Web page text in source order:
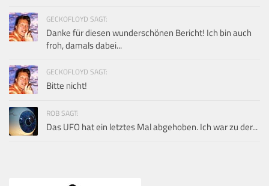
GECKOFLOYD SAGT:
Danke für diesen wunderschönen Bericht! Ich bin auch
froh, damals dabei...
GECKOFLOYD SAGT:
Bitte nicht!
ROB SAGT:
Das UFO hat ein letztes Mal abgehoben. Ich war zu der...